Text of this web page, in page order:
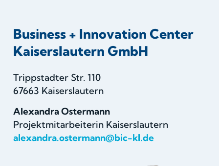
Business + Innovation Center
Kaiserslautern GmbH
Trippstadter Str. 110
67663 Kaiserslautern
Alexandra Ostermann
Projektmitarbeiterin Kaiserslautern
alexandra.ostermann@bic-kl.de